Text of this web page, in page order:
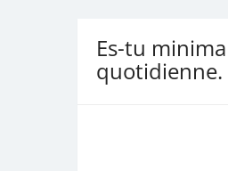
Es-tu
quotidienne.